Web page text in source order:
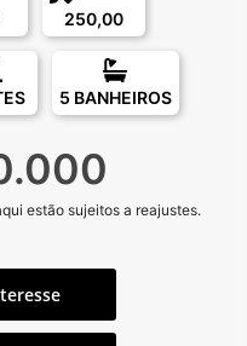
250,00
5 BANHEIROS
estão sujeitos a reajustes.